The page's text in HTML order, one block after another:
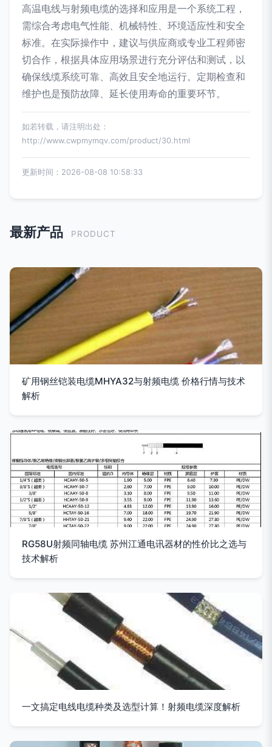
高温电线与射频电缆的选择和应用是一个系统工程，
需综合考虑电气性能、机械特性、环境适应性和安全
标准。在实际操作中，建议与供应商或专业工程师密
切合作，根据具体应用场景进行充分评估和测试，以
确保线缆系统可靠、高效且安全地运行。定期检查和
维护也是预防故障、延长使用寿命的重要环节。
如若转载，请注明出处：
http://www.cwpmymqv.com/product/30.html
更新时间：2026-08-08 10:58:33
最新产品 PRODUCT
矿用钢丝铠装电缆MHYA32与射频电缆 价格行情与技术
解析
RG58U射频同轴电缆 苏州江通电讯器材的性价比之选与
技术解析
一文搞定电线电缆种类及选型计算！射频电缆深度解析